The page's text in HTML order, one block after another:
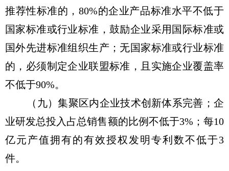
推荐性标准的，80%的企业产品标准水平不低于
国家标准或行业标准，鼓励企业采用国际标准或
国外先进标准组织生产；无国家标准或行业标准
的，必须制定企业联盟标准，且实施企业覆盖率
不低于90%。
（九）集聚区内企业技术创新体系完善；企
业研发总投入占总销售额的比例不低于3%；每10
亿元产值拥有的有效授权发明专利数不低于3
件。